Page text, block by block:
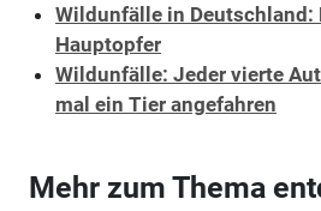
Wildunfälle in Deutschland:
Hauptopfer
Wildunfälle: Jeder vierte
mal ein Tier angefahren
Mehr zum Thema